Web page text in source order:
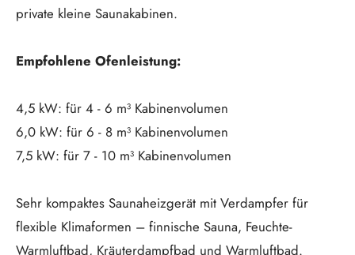
private kleine Saunakabinen.
Empfohlene Ofenleistung:
4,5 kW: für 4 - 6 m³ Kabinenvolumen
6,0 kW: für 6 - 8 m³ Kabinenvolumen
7,5 kW: für 7 - 10 m³ Kabinenvolumen
Sehr kompaktes Saunaheizgerät mit Verdampfer für
flexible Klimaformen – finnische Sauna, Feuchte-
Warmluftbad, Kräuterdampfbad und Warmluftbad.